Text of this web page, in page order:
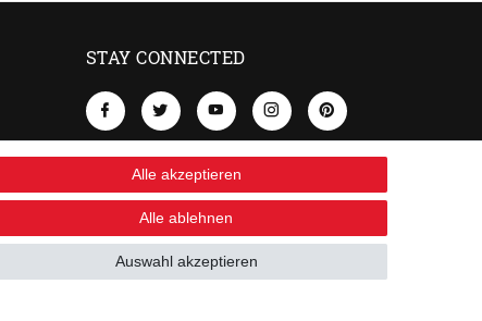
STAY CONNECTED
Alle akzeptieren
Alle ablehnen
Auswahl akzeptieren